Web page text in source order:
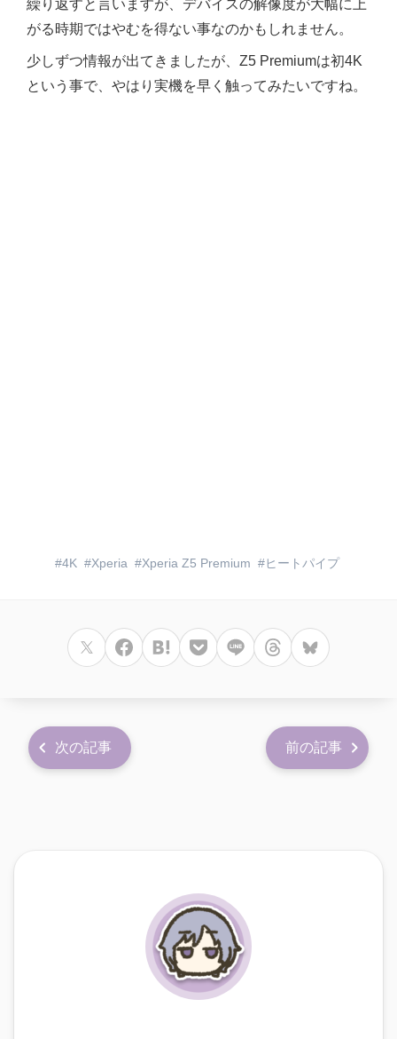
繰り返すと言いますが、デバイスの解像度が大幅に上
がる時期ではやむを得ない事なのかもしれません。
少しずつ情報が出てきましたが、Z5 Premiumは初4K
という事で、やはり実機を早く触ってみたいですね。
4K Xperia Xperia Z5 Premium ヒートパイプ
次の記事 前の記事